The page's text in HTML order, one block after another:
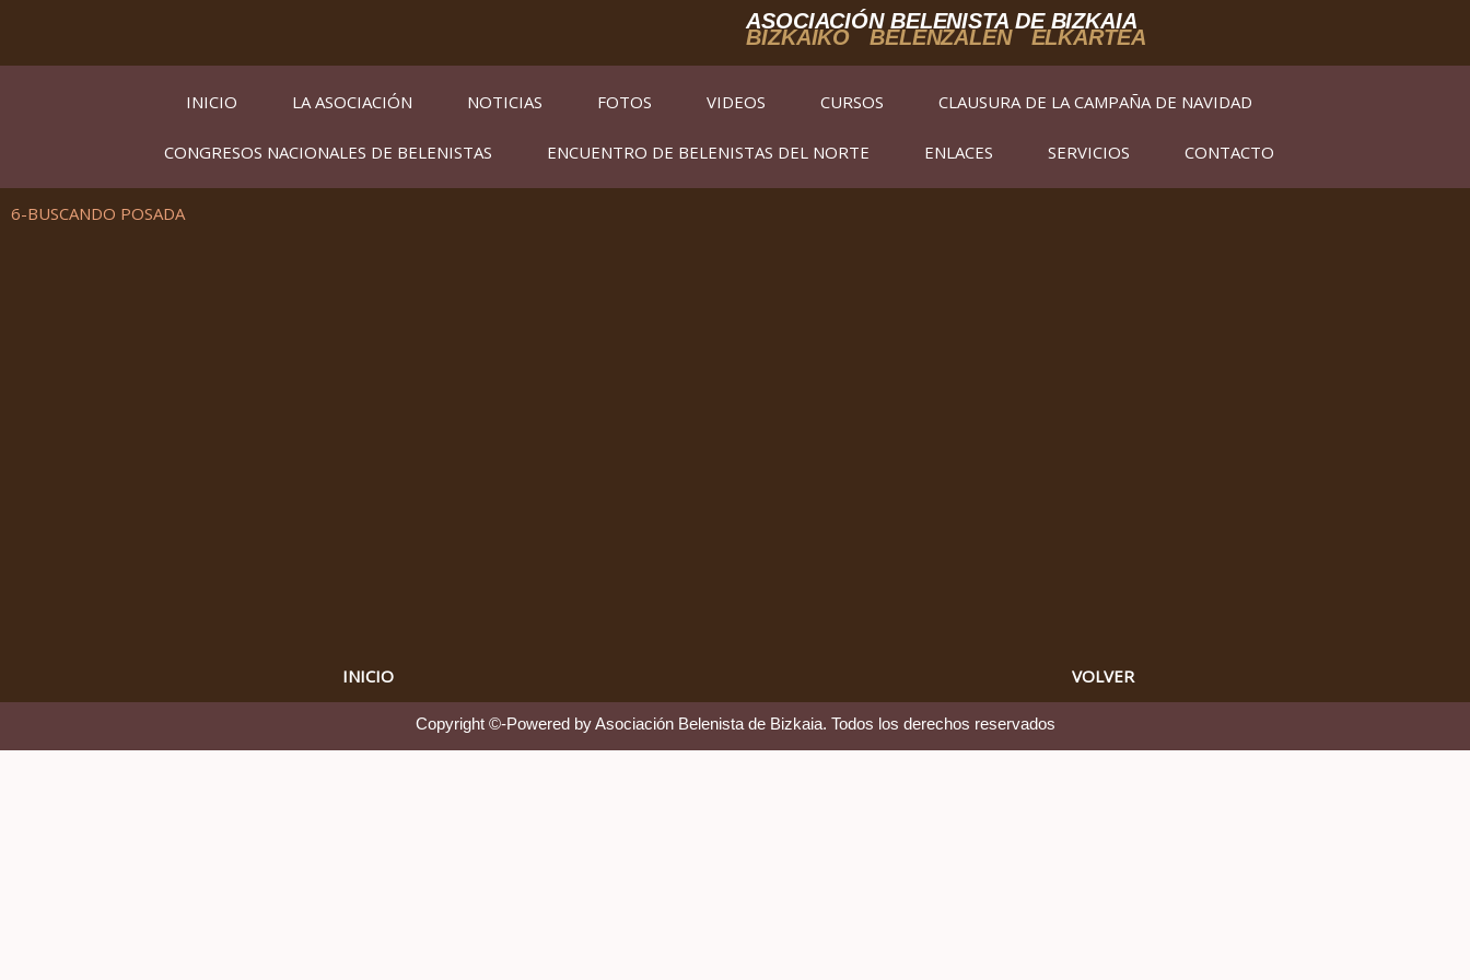
contenido
ASOCIACIÓN BELENISTA DE BIZKAIA
BIZKAIKO BELENZALEN ELKARTEA
INICIO LA ASOCIACIÓN NOTICIAS FOTOS VIDEOS CURSOS CLAUSURA DE LA CAMPAÑA DE NAVIDAD
CONGRESOS NACIONALES DE BELENISTAS ENCUENTRO DE BELENISTAS DEL NORTE ENLACES SERVICIOS CONTACTO
6-BUSCANDO POSADA
INICIO VOLVER
Copyright ©-Powered by Asociación Belenista de Bizkaia. Todos los derechos reservados